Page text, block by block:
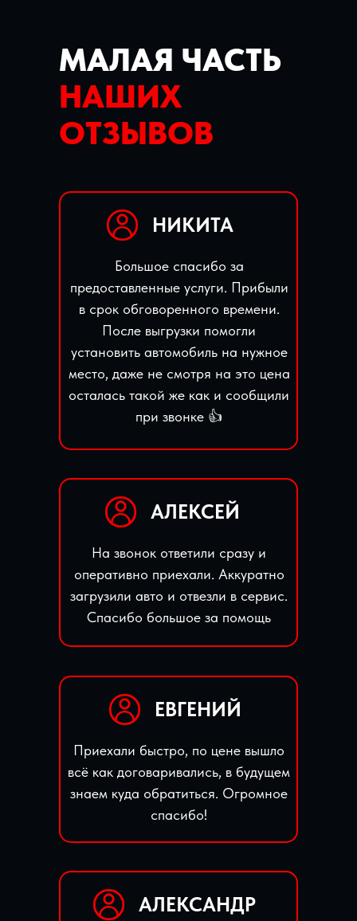
МАЛАЯ ЧАСТЬ
НАШИХ
ОТЗЫВОВ
НИКИТА
Большое спасибо за
предоставленные услуги. Прибыли
в срок обговоренного времени.
После выгрузки помогли
установить автомобиль на нужное
место, даже не смотря на это цена
осталась такой же как и сообщили
при звонке 👍
АЛЕКСЕЙ
На звонок ответили сразу и
оперативно приехали. Аккуратно
загрузили авто и отвезли в сервис.
Спасибо большое за помощь
ЕВГЕНИЙ
Приехали быстро, по цене вышло
всё как договаривались, в будущем
знаем куда обратиться. Огромное
спасибо!
АЛЕКСАНДР